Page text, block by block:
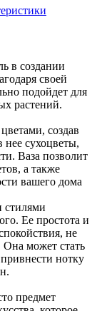
в создании
своей
подойдет для
растений.
создав
нее сухоцветы,
Ваза позволит
а также
вашего дома
стилями
Ее простота и
не
Она может стать
нотку
предмет